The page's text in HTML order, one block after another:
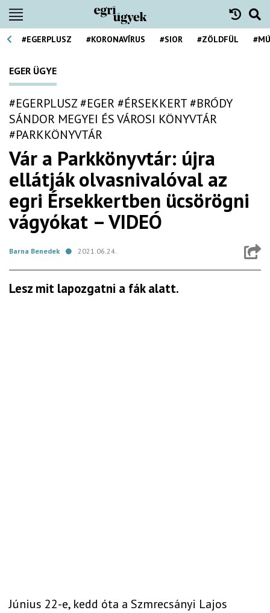
#EGERPLUSZ #KORONAVÍRUS #SIOR #ZÖLDFÜL
EGER ÜGYE
#EGERPLUSZ#EGER #ÉRSEKKERT#BRÓDY
SÁNDOR MEGYEI ÉS VÁROSI KÖNYVTÁR
#PARKKÖNYVTÁR
Vár a Parkkönyvtár: újra
ellátják olvasnivalóval az
egri Érsekkertben ücsörögni
vágyókat – VIDEÓ
Barna Benedek 2021.06.24.
Lesz mit lapozgatni a fák alatt.
Június 22-e, kedd óta a Szmrecsányi Lajos